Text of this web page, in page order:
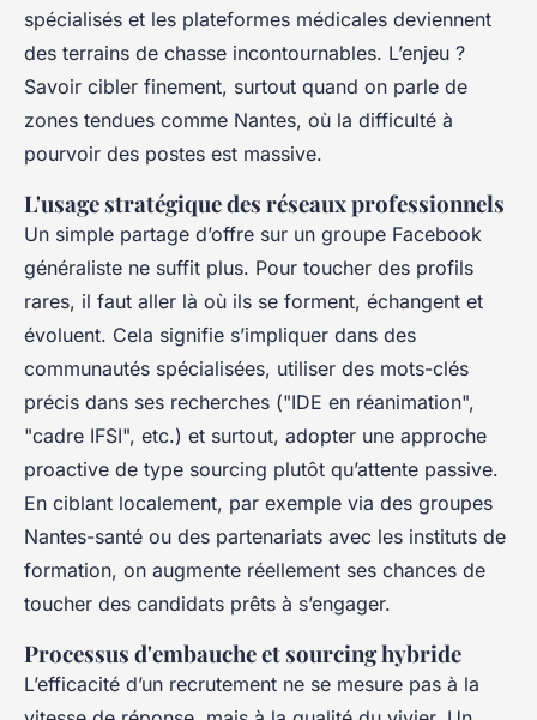
spécialisés et les plateformes médicales deviennent
des terrains de chasse incontournables. L’enjeu ?
Savoir cibler finement, surtout quand on parle de
zones tendues comme Nantes, où la difficulté à
pourvoir des postes est massive.
L'usage stratégique des réseaux professionnels
Un simple partage d’offre sur un groupe Facebook
généraliste ne suffit plus. Pour toucher des profils
rares, il faut aller là où ils se forment, échangent et
évoluent. Cela signifie s’impliquer dans des
communautés spécialisées, utiliser des mots-clés
précis dans ses recherches ("IDE en réanimation",
"cadre IFSI", etc.) et surtout, adopter une approche
proactive de type sourcing plutôt qu’attente passive.
En ciblant localement, par exemple via des groupes
Nantes-santé ou des partenariats avec les instituts de
formation, on augmente réellement ses chances de
toucher des candidats prêts à s’engager.
Processus d'embauche et sourcing hybride
L’efficacité d’un recrutement ne se mesure pas à la